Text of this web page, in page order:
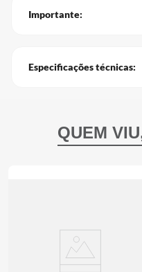
Importante:
Especificações técnicas: